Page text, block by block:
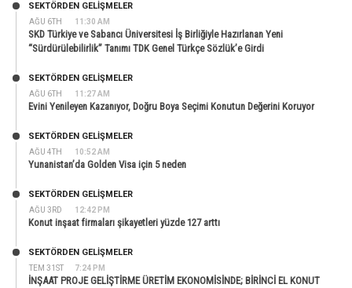
AĞU 6TH 11:30 AM
SEKTÖRDEN GELIŞMELER
SKD Türkiye ve Sabancı Üniversitesi İş Birliğiyle Hazırlanan Yeni
“Sürdürülebilirlik” Tanımı TDK Genel Türkçe Sözlük’e Girdi
AĞU 6TH 11:27 AM
SEKTÖRDEN GELIŞMELER
Evini Yenileyen Kazanıyor, Doğru Boya Seçimi Konutun Değerini Koruyor
AĞU 4TH 10:52 AM
SEKTÖRDEN GELIŞMELER
Yunanistan’da Golden Visa için 5 neden
AĞU 3RD 12:42 PM
SEKTÖRDEN GELIŞMELER
Konut inşaat firmaları şikayetleri yüzde 127 arttı
TEM 31ST 7:24 PM
SEKTÖRDEN GELIŞMELER
İNŞAAT PROJE GELİŞTİRME ÜRETİM EKONOMİSİNDE; BİRİNCİ EL KONUT